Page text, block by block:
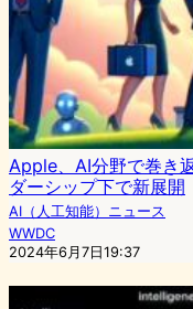
Apple、AI分野で巻き
ダーシップ下で新展開
AI（人工知能）ニュース
WWDC
2024年6月7日19:37